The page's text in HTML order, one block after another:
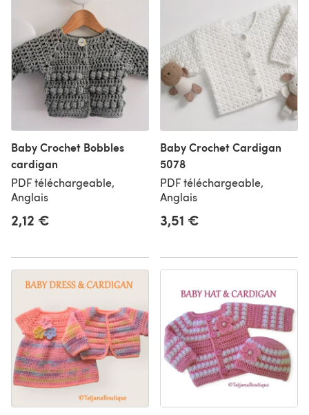
Baby Crochet Bobbles
cardigan
PDF téléchargeable,
Anglais
2,12 €
Baby Crochet Cardigan
5078
PDF téléchargeable,
Anglais
3,51 €